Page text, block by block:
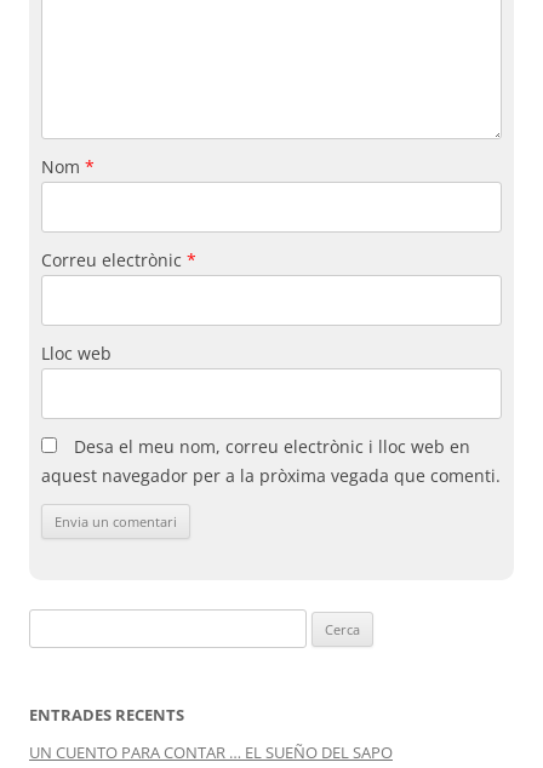
Nom *
Correu electrònic *
Lloc web
Desa el meu nom, correu electrònic i lloc web en
aquest navegador per a la pròxima vegada que comenti.
ENTRADES RECENTS
UN CUENTO PARA CONTAR … EL SUEÑO DEL SAPO